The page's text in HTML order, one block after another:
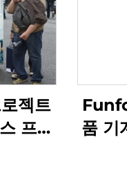
젝트
프린
품 기